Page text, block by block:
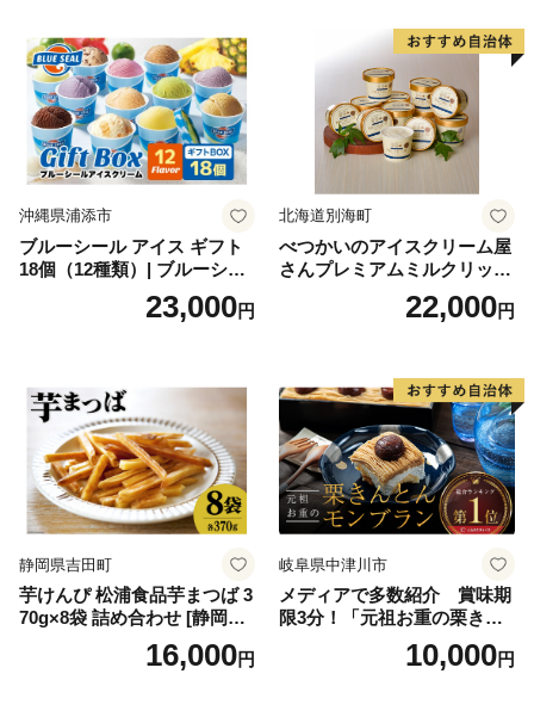
沖縄県浦添市
ブルーシール アイス ギフト
18個（12種類）| ブルーシー
ルアイス ブルーシールアイ
スクリーム 着日指定可能 送
誕生日 カップ 詰め合わせ バ
ラエティ | バニラ チョコレー
ト ストロベリー ピスタチオ
バニラ＆クッキー ウベ 沖縄
紅イモ 塩ちんすこう 沖縄シ
ークヮーサー 沖縄黒糖 琉球
ロイヤルミルクティ 沖縄パ
イン
23,000円
北海道別海町
べつかいのアイスクリーム屋
さんプレミアムミルクリッチ
12個（AP-01）（ 北海道アイ
ス 北海道産アイス アイス ア
道産アイス 道産アイスクリ
ーム ギフト 詰合せ 詰め合わ
せ ふるさと納税 ）
22,000円
静岡県吉田町
芋けんぴ 松浦食品芋まつば 3
70g×8袋 詰め合わせ [静岡伊
勢丹(松浦食品) 静岡県 吉田町
22424274] 芋ケンピ セット
16,000円
岐阜県中津川市
メディアで多数紹介 賞味期
限3分！「元祖お重の栗きん
とんモンブラン」 【未来の
ご褒美】スイーツ 栗 モンブ
10,000円